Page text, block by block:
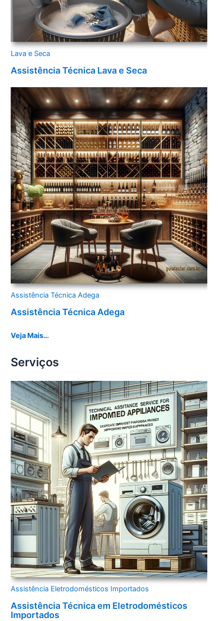
Lava e Seca
Assistência Técnica Lava e Seca
Assistência Técnica Adega
Assistência Técnica Adega
Veja Mais…
Serviços
Assistência Eletrodomésticos Importados
Assistência Técnica em Eletrodomésticos
Importados